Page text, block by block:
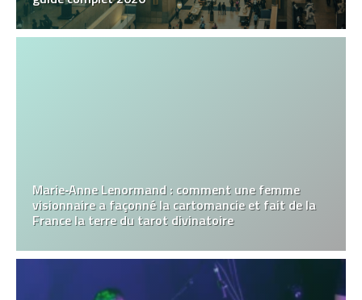
Marie‑Anne Lenormand : comment une femme
visionnaire a façonné la cartomancie et fait de la
France la terre du tarot divinatoire